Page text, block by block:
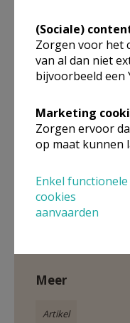
Taizéviering
Gepubliceerd
Kerk in de
Meer
Artikel
(Sociale)
Zorgen voor het
van al dan niet
bijvoorbeeld een
Marketing
Zorgen ervoor
op maat kunnen
Enkel functionele
cookies
aanvaarden